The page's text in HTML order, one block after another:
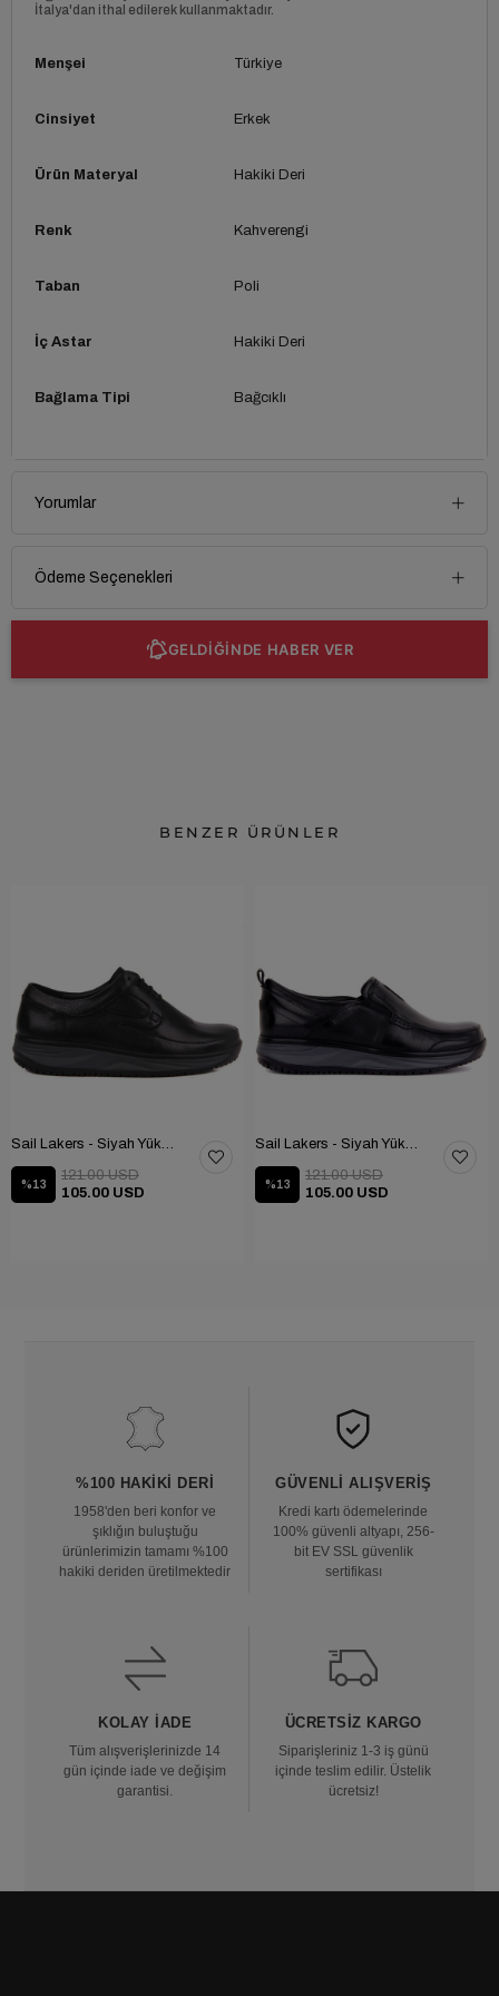
İtalya'dan ithal edilerek kullanmaktadır.
Menşei Türkiye
Cinsiyet Erkek
Ürün Materyal Hakiki Deri
Renk Kahverengi
Taban Poli
İç Astar Hakiki Deri
Bağlama Tipi Bağcıklı
Yorumlar
Ödeme Seçenekleri
GELDİĞİNDE HABER VER
BENZER ÜRÜNLER
Sail Lakers - Siyah Yüksek Taban Günlük Ayakkabı 101-2817-65390
%13
105.00 USD
121.00 USD
Sail Lakers - Siyah Yüksek Taban Günlük Ayakkabı 101-2834-65390
%13
105.00 USD
121.00 USD
%100 HAKIKI DERI
1958'den beri konfor ve
şıklığın buluştuğu
ürünlerimizin tamamı %100
hakiki deriden üretilmektedir
GÜVENLI ALIŞVERIŞ
Kredi kartı ödemelerinde
100% güvenli altyapı, 256-
bit EV SSL güvenlik
sertifikası
KOLAY İADE
Tüm alışverişlerinizde 14
gün içinde iade ve değişim
garantisi.
ÜCRETSIZ KARGO
Siparişleriniz 1-3 iş günü
içinde teslim edilir. Üstelik
ücretsiz!